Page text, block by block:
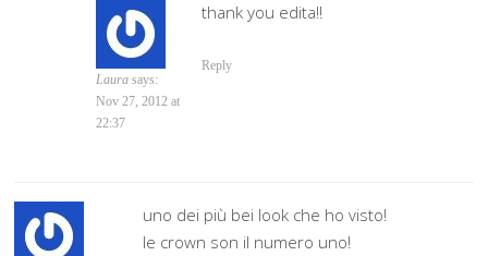
Laura says:
Nov 27, 2012 at
22:37
thank you edita!!
Reply
uno dei più bei look che ho visto!
le crown son il numero uno!